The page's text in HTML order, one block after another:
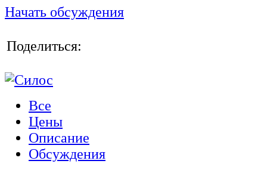
Начать обсуждения
Поделиться:
Все
Цены
Описание
Обсуждения